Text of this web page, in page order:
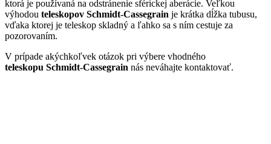
ktorá je používaná na odstránenie sférickej aberácie. Veľkou
výhodou teleskopov Schmidt-Cassegrain je krátka dĺžka tubusu,
vďaka ktorej je teleskop skladný a ľahko sa s ním cestuje za
pozorovaním.
V prípade akýchkoľvek otázok pri výbere vhodného
teleskopu Schmidt-Cassegrain nás neváhajte kontaktovať.